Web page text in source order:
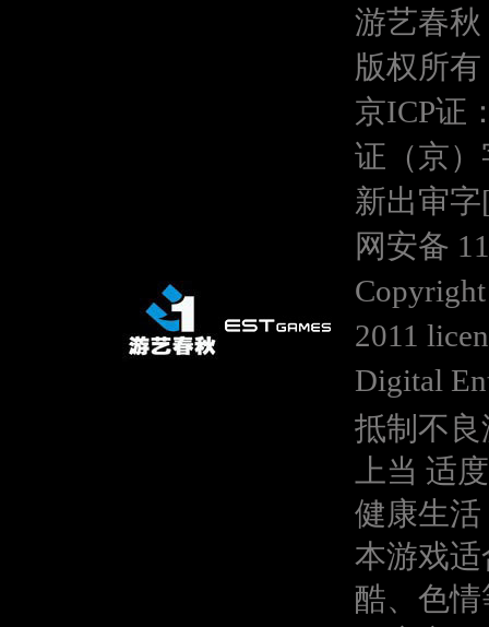
游艺春
版权所有
京ICP证
证（京）
新出审
网安备
2011
Digital
抵制不
上当 适
健康生活
本游戏
酷、色